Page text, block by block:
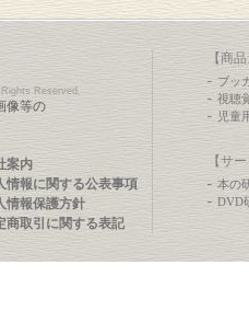
Reserved.
像等の
案内
情報に関する公表事項
情報保護方針
商取引に関する表記
【商
ブッ
視聴
児童
【サ
本の
DVD